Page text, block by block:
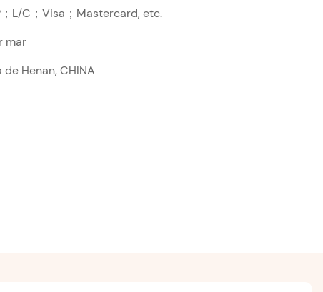
L/C；Visa；Mastercard, etc.
mar
de Henan, CHINA